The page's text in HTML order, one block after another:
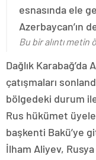
esnasında ele
Azerbaycan’ın
Bu bir alıntı metin
Dağlık
çatışmaları
bölgedeki durum
Rus hükümet
başkenti Bakü’ye
İlham Aliyev, Rusya